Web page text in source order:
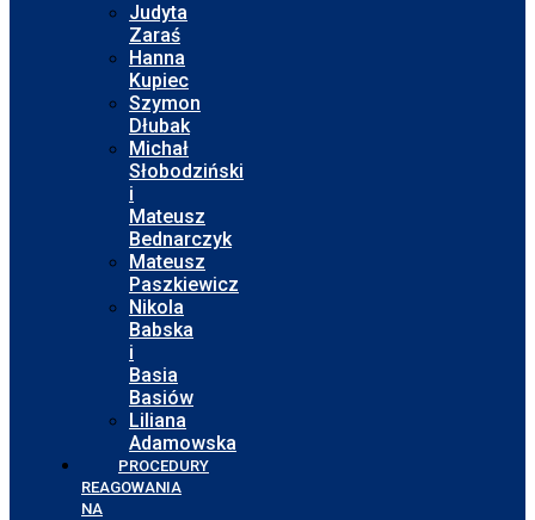
Judyta
Zaraś
Hanna
Kupiec
Szymon
Dłubak
Michał
Słobodziński
i
Mateusz
Bednarczyk
Mateusz
Paszkiewicz
Nikola
Babska
i
Basia
Basiów
Liliana
Adamowska
PROCEDURY
REAGOWANIA
NA